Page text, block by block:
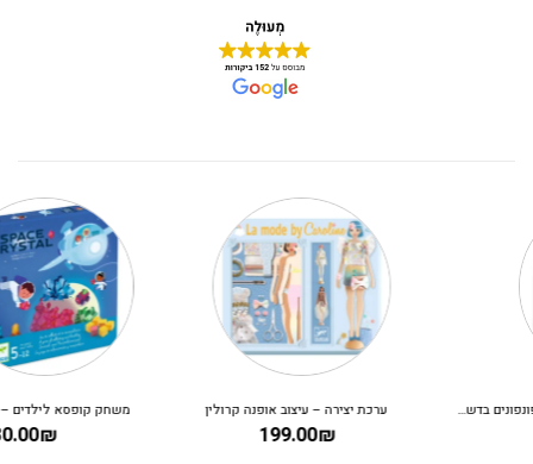
ערכת יצירה – עיצוב אופנה קרולין משחק קופסא לילדים – קריסטלים בחלל